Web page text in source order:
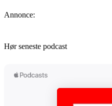
Annonce:
Hør seneste podcast